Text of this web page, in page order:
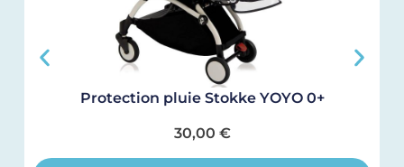
Protection pluie Stokke YOYO 0+
30,00 €